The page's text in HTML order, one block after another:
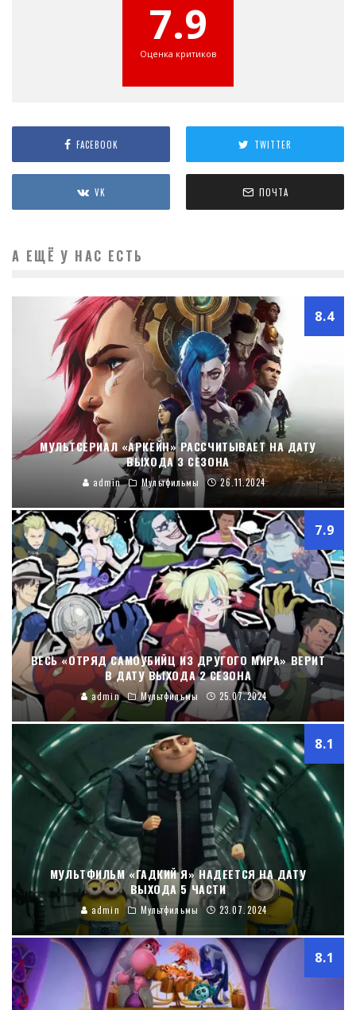
7.9
Оценка критиков
FACEBOOK TWITTER
VK ПОЧТА
А ЕЩЁ У НАС ЕСТЬ
8.4
МУЛЬТСЕРИАЛ «АРКЕЙН» РАССЧИТЫВАЕТ НА ДАТУ
ВЫХОДА 3 СЕЗОНА
admin Мультфильмы 26.11.2024
7.9
ВЕСЬ «ОТРЯД САМОУБИЙЦ ИЗ ДРУГОГО МИРА» ВЕРИТ
В ДАТУ ВЫХОДА 2 СЕЗОНА
admin Мультфильмы 25.07.2024
8.1
МУЛЬТФИЛЬМ «ГАДКИЙ Я» НАДЕЕТСЯ НА ДАТУ
ВЫХОДА 5 ЧАСТИ
admin Мультфильмы 23.07.2024
8.1